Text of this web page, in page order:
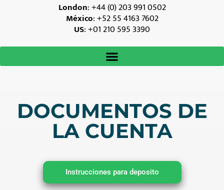
London:+44 (0) 203 991 0502
México:+52 55 4163 7602
US:+01 210 595 3390
DOCUMENTOS DE
LA CUENTA
Instrucciones para deposito